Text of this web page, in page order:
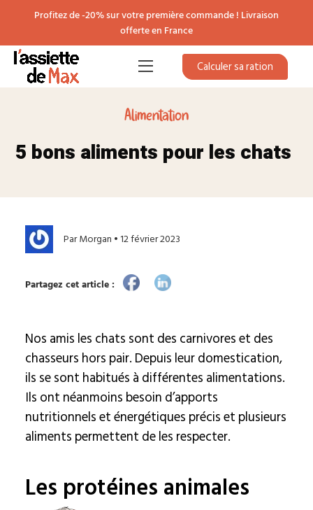
Profitez de -20% sur votre première commande ! Livraison
offerte en France
Calculer sa ration
Alimentation
5 bons aliments pour les chats
Par Morgan • 12 février 2023
Partagez cet article :
Nos amis les chats sont des carnivores et des
chasseurs hors pair. Depuis leur domestication,
ils se sont habitués à différentes alimentations.
Ils ont néanmoins besoin d’apports
nutritionnels et énergétiques précis et plusieurs
aliments permettent de les respecter.
Les protéines animales